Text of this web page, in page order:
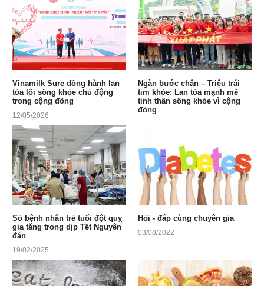
Vinamilk Sure đồng hành lan
tỏa lối sống khỏe chủ động
trong cộng đồng
12/05/2026
Ngàn bước chân – Triệu trái
tim khỏe: Lan tỏa mạnh mẽ
tinh thần sống khỏe vì cộng
đồng
Số bệnh nhân trẻ tuổi đột quỵ
gia tăng trong dịp Tết Nguyên
đán
19/02/2025
Hỏi - đáp cùng chuyên gia
03/08/2022